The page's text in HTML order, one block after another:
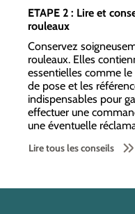
ETAPE 2 : Lire et
rouleaux
Conservez
rouleaux. Elles
essentielles comme
de pose et les
indispensables pour
effectuer une
une éventuelle
Lire tous les conseils